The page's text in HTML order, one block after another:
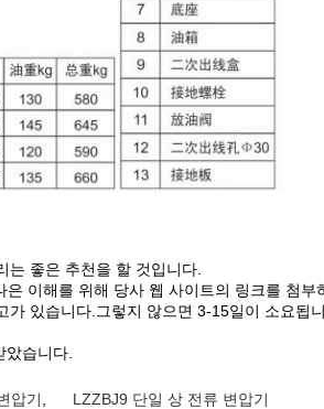
좋은 추천을 할 것입니다.
이해를 위해 당사 웹 사이트의 링크를 첨부
있습니다.그렇지 않으면 3-15일이 소요됩
습니다.
압기 LZZBJ9 단일 상 전류 변압기